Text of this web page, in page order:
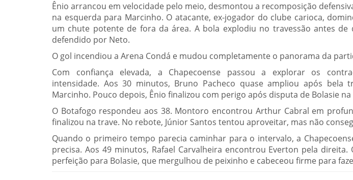
Ênio arrancou em velocidade pelo meio, desmontou a recomposição
na esquerda para Marcinho. O atacante, ex-jogador do clube carioca,
um chute potente de fora da área. A bola explodiu no travessão antes
defendido por Neto.
O gol incendiou a Arena Condá e mudou completamente o panorama da
Com confiança elevada, a Chapecoense passou a explorar os
intensidade. Aos 30 minutos, Bruno Pacheco quase ampliou após bela
Marcinho. Pouco depois, Ênio finalizou com perigo após disputa de Bolasie na
O Botafogo respondeu aos 38. Montoro encontrou Arthur Cabral em
finalizou na trave. No rebote, Júnior Santos tentou aproveitar, mas não
Quando o primeiro tempo parecia caminhar para o intervalo, a
precisa. Aos 49 minutos, Rafael Carvalheira encontrou Everton pela direita.
perfeição para Bolasie, que mergulhou de peixinho e cabeceou firme para